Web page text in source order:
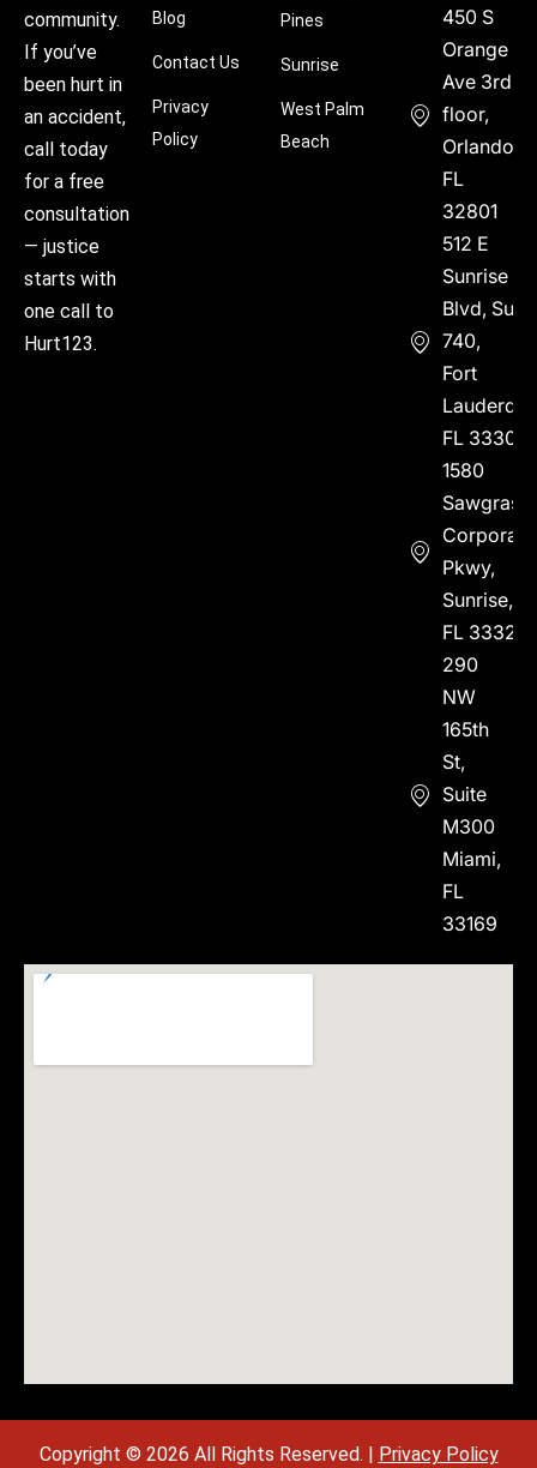
community.
If you’ve
been hurt in
an accident,
call today
for a free
consultation
— justice
starts with
one call to
Hurt123.
Blog
Contact Us
Privacy
Policy
Pines
Sunrise
West Palm
Beach
450 S
Orange
Ave 3rd
floor,
Orlando,
FL
32801
512 E
Sunrise
Blvd, Suite
740,
Fort
FL 33304
1580
Sawgrass
Corporate
Pkwy,
Sunrise,
FL 33323
290
NW
165th
St,
Suite
M300
Miami,
FL
33169
Copyright © 2026 All Rights Reserved. | Privacy Policy